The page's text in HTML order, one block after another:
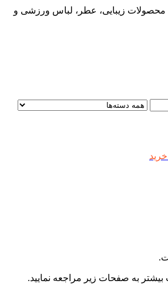
محصولات زیبایی، عطر، لباس ورزشی و
به صفحات زیر مراجعه نمایید.